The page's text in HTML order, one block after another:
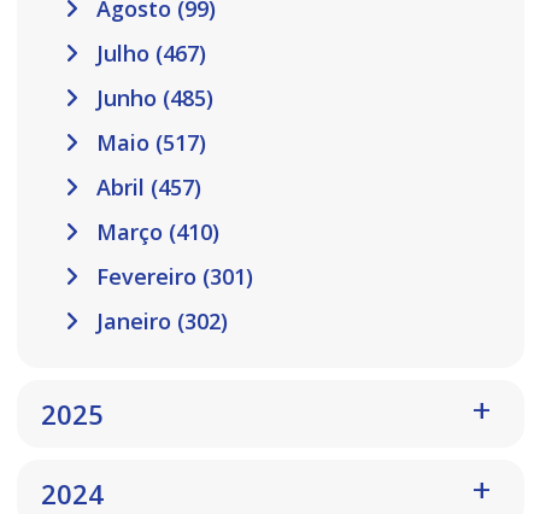
Agosto (99)
Julho (467)
Junho (485)
Maio (517)
Abril (457)
Março (410)
Fevereiro (301)
Janeiro (302)
2025
2024